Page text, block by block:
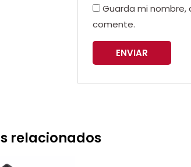
Guarda mi
comente.
relacionados